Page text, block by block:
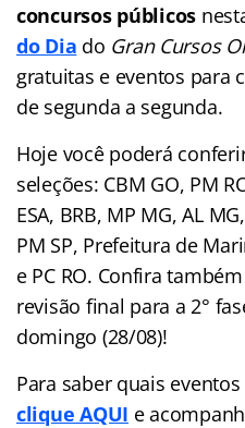
concursos públicos
do Dia do Gran Cursos
gratuitas e eventos para
de segunda a segunda.
Hoje você poderá
seleções: CBM GO, PM
ESA, BRB, MP MG, AL
PM SP, Prefeitura de
e PC RO. Confira
revisão final para a 2°
domingo (28/08)!
Para saber quais
clique AQUI e